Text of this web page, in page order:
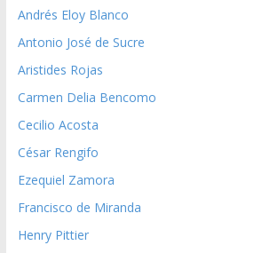
Andrés Eloy Blanco
Antonio José de Sucre
Aristides Rojas
Carmen Delia Bencomo
Cecilio Acosta
César Rengifo
Ezequiel Zamora
Francisco de Miranda
Henry Pittier